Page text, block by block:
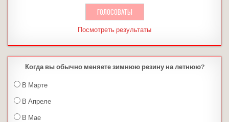
Посмотреть результаты
Когда вы обычно меняете зимнюю резину на летнюю?
В Марте
В Апреле
В Мае